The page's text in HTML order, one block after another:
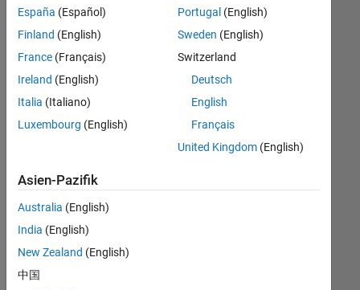
die
Suchkriterien
weiter
fassen
oder
alle
Stellenangebote
anzeigen .
noch
keine
offenen
Stellen
können,
España (Español)
Finland (English)
France (Français)
Ireland (English)
Italia (Italiano)
Luxembourg (English)
Portugal (English)
Sweden (English)
Switzerland
Deutsch
English
Français
United Kingdom(English)
Asien-Pazifik
Australia (English)
India (English)
New Zealand (English)
中国